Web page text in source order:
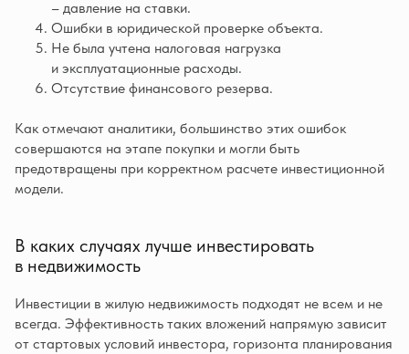
– давление на ставки.
Ошибки в юридической проверке объекта.
Не была учтена налоговая нагрузка
и эксплуатационные расходы.
Отсутствие финансового резерва.
Как отмечают аналитики, большинство этих ошибок
совершаются на этапе покупки и могли быть
предотвращены при корректном расчете инвестиционной
модели.
В каких случаях лучше инвестировать
в недвижимость
Инвестиции в жилую недвижимость подходят не всем и не
всегда. Эффективность таких вложений напрямую зависит
от стартовых условий инвестора, горизонта планирования